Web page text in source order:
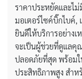
ราคาประหยัดและไ
มอเตอร์ไซค์บิ๊กไบค์,
ยินดีให้บริการอย่างเ
จะเป็นผู้ช่วยที่ดูแลคุ
ปลอดภัยที่สุด พร้อมใ
ประสิทธิภาพสูง สำห